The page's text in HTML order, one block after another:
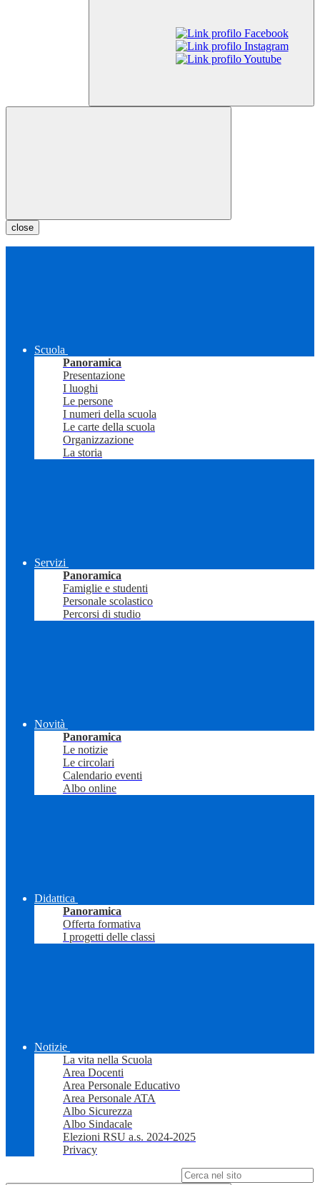
close
Scuola
Panoramica
Presentazione
I luoghi
Le persone
I numeri della scuola
Le carte della scuola
Organizzazione
La storia
Servizi
Panoramica
Famiglie e studenti
Personale scolastico
Percorsi di studio
Novità
Panoramica
Le notizie
Le circolari
Calendario eventi
Albo online
Didattica
Panoramica
Offerta formativa
I progetti delle classi
Notizie
La vita nella Scuola
Area Docenti
Area Personale Educativo
Area Personale ATA
Albo Sicurezza
Albo Sindacale
Elezioni RSU a.s. 2024-2025
Privacy